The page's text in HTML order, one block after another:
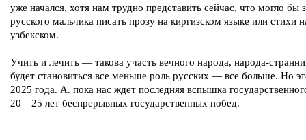
уже начался, хотя нам трудно представить сейчас, что могло бы
русского мальчика писать прозу на киргизском языке или стихи
узбекском.
Учить и лечить — такова участь вечного народа, народа-
будет становиться все меньше роль русских — все больше. Но
2025 года. А. пока нас ждет последняя вспышка
20—25 лет беспрерывных государственных побед.